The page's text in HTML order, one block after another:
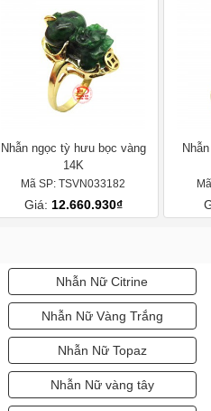
Nhẫn ngọc tỳ hưu bọc vàng
14K
Mã SP: TSVN033182
Giá: 12.660.930₫
Nhẫn Nữ Citrine
Nhẫn Nữ Vàng Trắng
Nhẫn Nữ Topaz
Nhẫn Nữ vàng tây